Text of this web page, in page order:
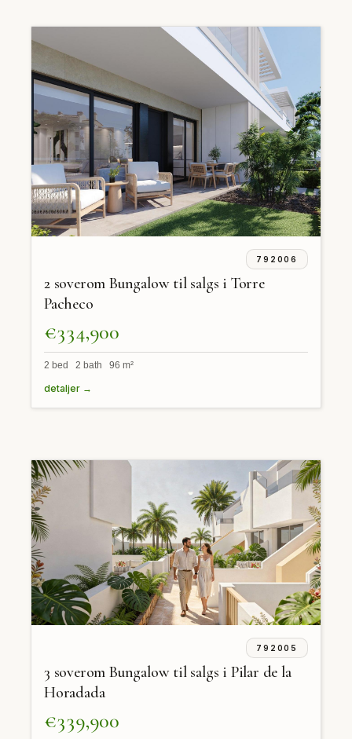
792006
2 soverom Bungalow til salgs i Torre
Pacheco
€334,900
2 bed 2 bath 96 m²
detaljer →
792005
3 soverom Bungalow til salgs i Pilar de la
Horadada
€339,900